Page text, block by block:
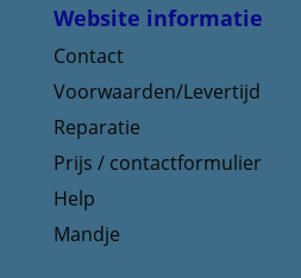
Website informatie
Contact
Voorwaarden/Levertijd
Reparatie
Prijs / contactformulier
Help
Mandje